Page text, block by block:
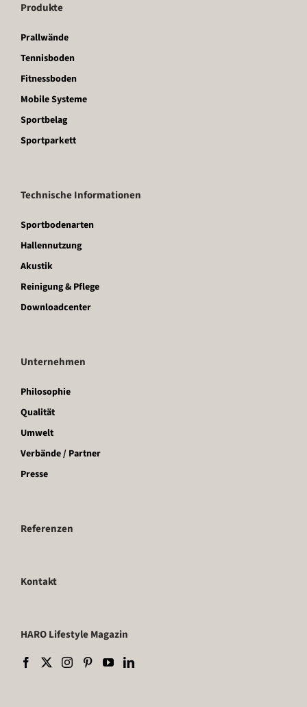
Produkte
Prallwände
Tennisboden
Fitnessboden
Mobile Systeme
Sportbelag
Sportparkett
Technische Informationen
Sportbodenarten
Hallennutzung
Akustik
Reinigung & Pflege
Downloadcenter
Unternehmen
Philosophie
Qualität
Umwelt
Verbände / Partner
Presse
Referenzen
Kontakt
HARO Lifestyle Magazin